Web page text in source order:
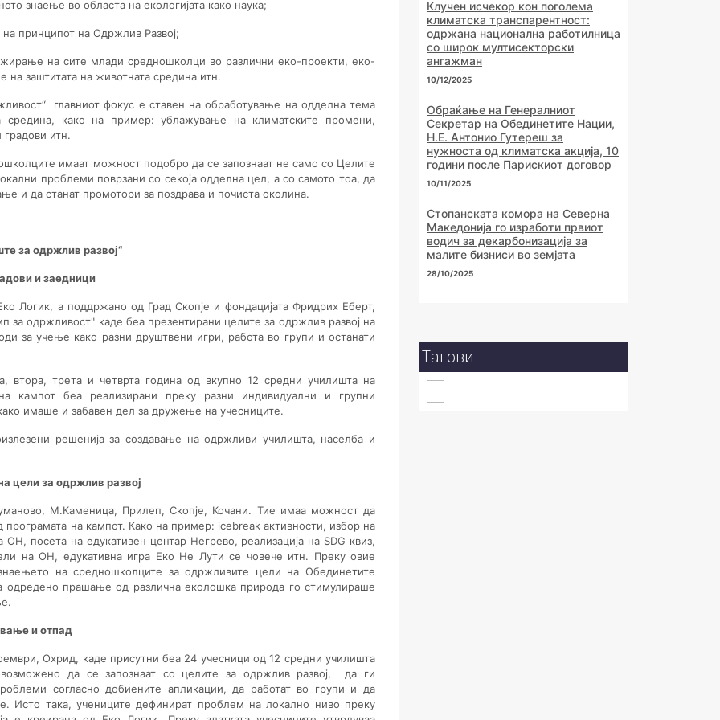
знаење во областа на екологијата како наука;
принципот на Одржлив Развој;
на сите млади средношколци во различни еко-проекти, еко-
заштитата на животната средина итн.
главниот фокус е ставен на обработување на одделна тема
средина, како на пример: ублажување на климатските промени,
итн.
имаат можност подобро да се запознаат не само со Целите
проблеми поврзани со секоја одделна цел, а со самото тоа, да
и да станат промотори за поздрава и почиста околина.
за одржлив развој“
и заедници
Логик, а поддржано од Град Скопје и фондацијата Фридрих Еберт,
одржливост" каде беа презентирани целите за одржлив развој на
за учење како разни друштвени игри, работа во групи и останати
втора, трета и четврта година од вкупно 12 средни училишта на
кампот беа реализирани преку разни индивидуални и групни
имаше и забавен дел за дружење на учесниците.
решенија за создавање на одржливи училишта, населба и
цели за одржлив развој
М.Каменица, Прилеп, Скопје, Кочани. Тие имаа можност да
на кампот. Како на пример: icebreak активности, избор на
посета на едукативен центар Негрево, реализација на SDG квиз,
на ОН, едукативна игра Еко Не Лути се човече итн. Преку овие
на средношколците за одржливите цели на Обединетите
одредено прашање од различна еколошка природа го стимулираше
и отпад
Охрид, каде присутни беа 24 учесници од 12 средни училишта
да се запознаат со целите за одржлив развој, да ги
согласно добиените апликации, да работат во групи и да
Исто така, учениците дефинират проблем на локално ниво преку
Клучен исчекор кон поголема
климатска транспарентност:
одржана национална работилница
со широк мултисекторски
ангажман
10/12/2025
Обраќање на Генералниот
Секретар на Обединетите Нации,
Н.Е. Антонио Гутереш за
нужноста од климатска акција, 10
години после Парискиот договор
10/11/2025
Стопанската комора на Северна
Македонија го изработи првиот
водич за декарбонизација за
малите бизниси во земјата
28/10/2025
Тагови